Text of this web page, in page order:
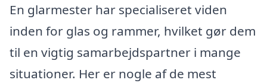
En glarmester har specialiseret viden
inden for glas og rammer, hvilket gør dem
til en vigtig samarbejdspartner i mange
situationer. Her er nogle af de mest